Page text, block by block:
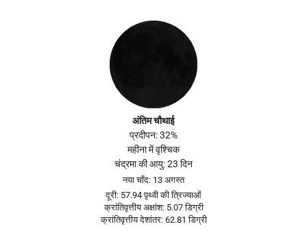
अंतिम चौथाई
प्रदीपन: 32%
महीना में वृश्चिक
चंद्रमा की आयु: 23 दिन
नया चाँद: 13 अगस्त
दूरी: 57.94 पृथ्वी की त्रिज्याओं
क्रांतिवृत्तीय अक्षांश: 5.07 डिग्री
क्रांतिवृत्तीय देशांतर: 62.81 डिग्री